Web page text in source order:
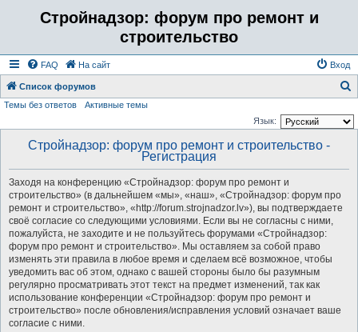
Стройнадзор: форум про ремонт и
строительство
FAQ На сайт Вход
Список форумов
Темы без ответов
Активные темы
Язык:
Стройнадзор: форум про ремонт и строительство -
Регистрация
Заходя на конференцию «Стройнадзор: форум про ремонт и
строительство» (в дальнейшем «мы», «наш», «Стройнадзор: форум про
ремонт и строительство», «http://forum.strojnadzor.lv»), вы подтверждаете
своё согласие со следующими условиями. Если вы не согласны с ними,
пожалуйста, не заходите и не пользуйтесь форумами «Стройнадзор:
форум про ремонт и строительство». Мы оставляем за собой право
изменять эти правила в любое время и сделаем всё возможное, чтобы
уведомить вас об этом, однако с вашей стороны было бы разумным
регулярно просматривать этот текст на предмет изменений, так как
использование конференции «Стройнадзор: форум про ремонт и
строительство» после обновления/исправления условий означает ваше
согласие с ними.